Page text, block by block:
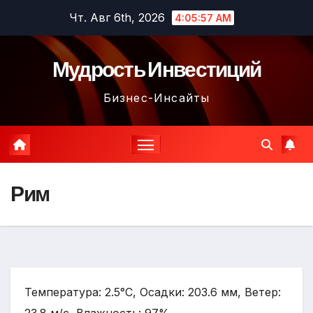
содержимому
Чт. Авг 6th, 2026 4:05:58 AM
Мудрость Инвестиций
Бизнес-Инсайты
Рим
Температура: 2.5°C, Осадки: 203.6 мм, Ветер: